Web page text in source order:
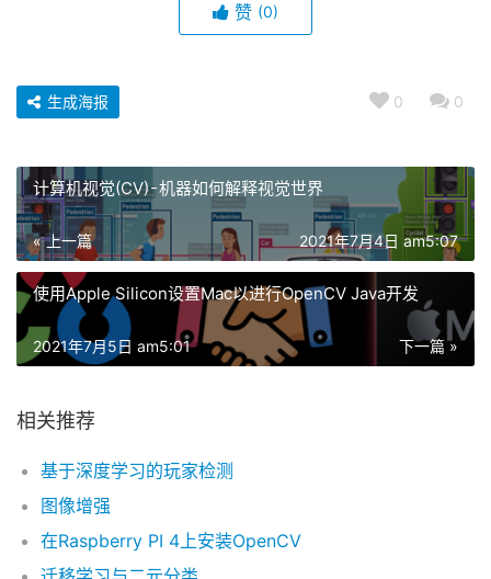
赞 (0)
0 0
生成海报
计算机视觉(CV) - 机器如何解释视觉世界
« 上一篇 2021年7月4日 am5:07
使用Apple Silicon设置Mac以进行OpenCV Java开发
下一篇 »
2021年7月5日 am5:01
相关推荐
基于深度学习的玩家检测
图像增强
在Raspberry PI 4上安装OpenCV